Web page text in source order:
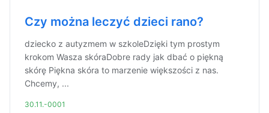
Czy można leczyć dzieci rano?
dziecko z autyzmem w szkoleDzięki tym prostym
krokom Wasza skóraDobre rady jak dbać o piękną
skórę Piękna skóra to marzenie większości z nas.
Chcemy, ...
30.11.-0001